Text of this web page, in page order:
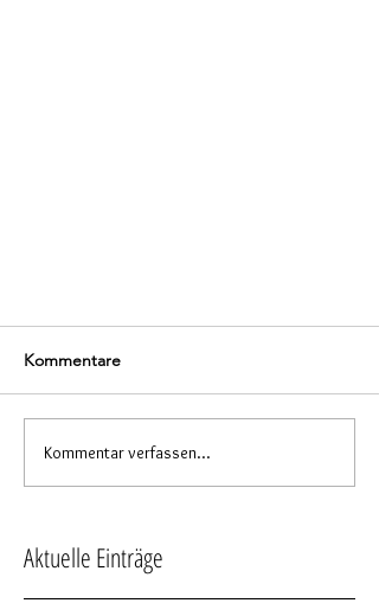
Kommentare
Kommentar verfassen...
Aktuelle Einträge